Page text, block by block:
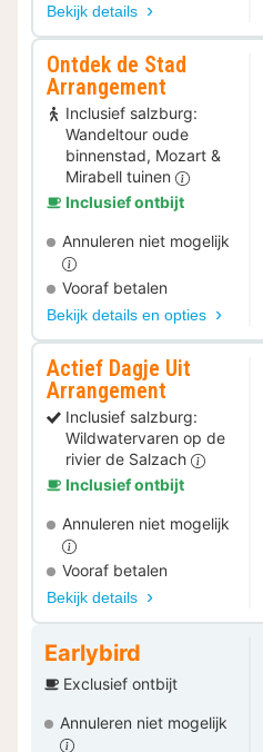
Bekijk details
Ontdek de Stad
Arrangement
Inclusief salzburg:
Wandeltour oude
binnenstad, Mozart &
Mirabell tuinen
Inclusief ontbijt
Annuleren niet mogelijk
Vooraf betalen
Bekijk details en opties
Actief Dagje Uit
Arrangement
Inclusief salzburg:
Wildwatervaren op de
rivier de Salzach
Inclusief ontbijt
Annuleren niet mogelijk
Vooraf betalen
Bekijk details
Earlybird
Exclusief ontbijt
Annuleren niet mogelijk